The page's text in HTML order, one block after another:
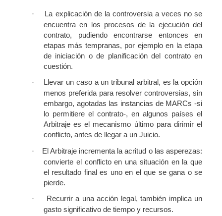
·
La explicación de la controversia a veces no se
encuentra en los procesos de la ejecución del
contrato, pudiendo encontrarse entonces en
etapas más tempranas, por ejemplo en la etapa
de iniciación o de planificación del contrato en
cuestión.
·
Llevar un caso a un tribunal arbitral, es la opción
menos preferida para resolver controversias, sin
embargo, agotadas las instancias de MARCs -si
lo permitiere el contrato-, en algunos países el
Arbitraje es el mecanismo último para dirimir el
conflicto, antes de llegar a un Juicio.
·
El Arbitraje incrementa la acritud o las asperezas:
convierte el conflicto en una situación en la que
el resultado final es uno en el que se gana o se
pierde.
·
Recurrir a una acción legal, también implica un
gasto significativo de tiempo y recursos.